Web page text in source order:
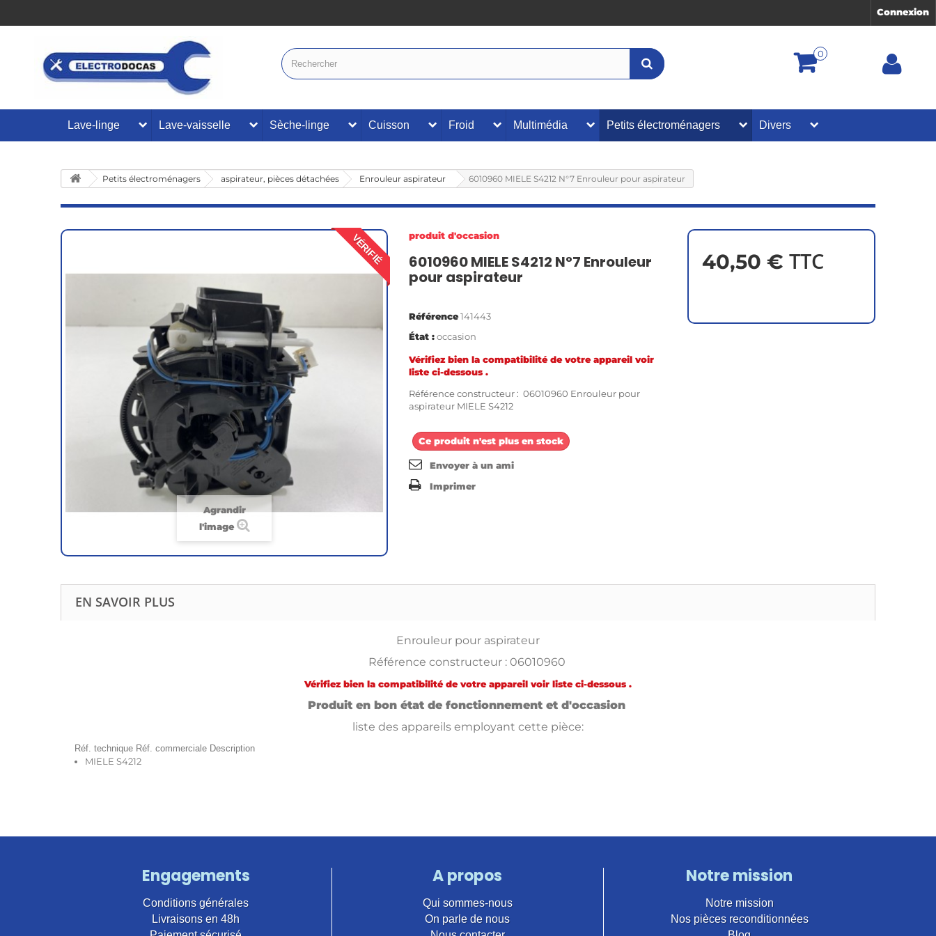
Connexion
0
Lave-linge Lave-vaisselle Sèche-linge Cuisson Froid Multimédia Petits électroménagers Divers
Petits électroménagers aspirateur, pièces détachées Enrouleur aspirateur 6010960 MIELE S4212 N°7 Enrouleur pour aspirateur
VÉRIFIÉ
Agrandir
l'image
produit d'occasion
6010960 MIELE S4212 N°7 Enrouleur
pour aspirateur
Référence141443
État :occasion
Vérifiez bien la compatibilité de votre appareil voir
liste ci-dessous .
Référence constructeur : 06010960 Enrouleur pour
aspirateur MIELE S4212
Ce produit n'est plus en stock
Envoyer à un ami
Imprimer
40,50 € TTC
EN SAVOIR PLUS
Enrouleur pour aspirateur
Référence constructeur : 06010960
Vérifiez bien la compatibilité de votre appareil voir liste ci-dessous .
Produit en bon état de fonctionnement et d'occasion
liste des appareils employant cette pièce:
Réf. technique Réf. commerciale Description
MIELE S4212
Engagements
Conditions générales
Livraisons en 48h
A propos
Qui sommes-nous
On parle de nous
Notre mission
Notre mission
Nos pièces reconditionnées